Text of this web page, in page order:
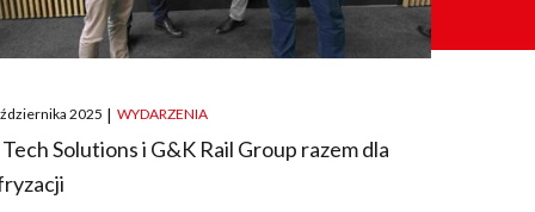
2025 | WYDARZENIA
Tech Solutions i G&K Rail Group razem dla